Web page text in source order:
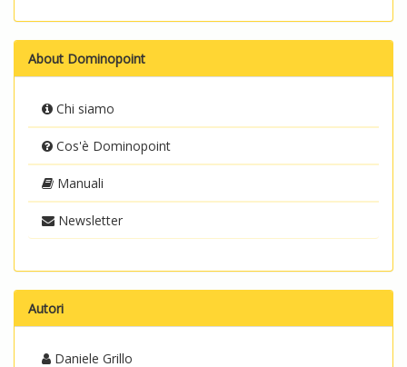
About Dominopoint
Chi siamo
Cos'è Dominopoint
Manuali
Newsletter
Autori
Daniele Grillo